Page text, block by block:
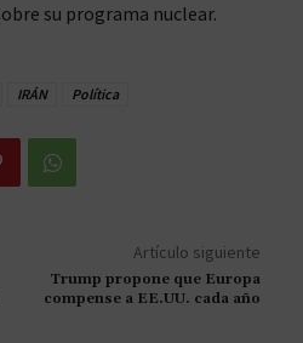
su programa nuclear.
IRÁN Política
Artículo siguiente
Trump propone que Europa
compense a EE.UU. cada año